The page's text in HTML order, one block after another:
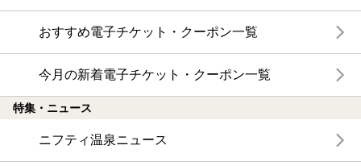
おすすめ電子チケット・クーポン一覧
今月の新着電子チケット・クーポン一覧
特集・ニュース
ニフティ温泉ニュース